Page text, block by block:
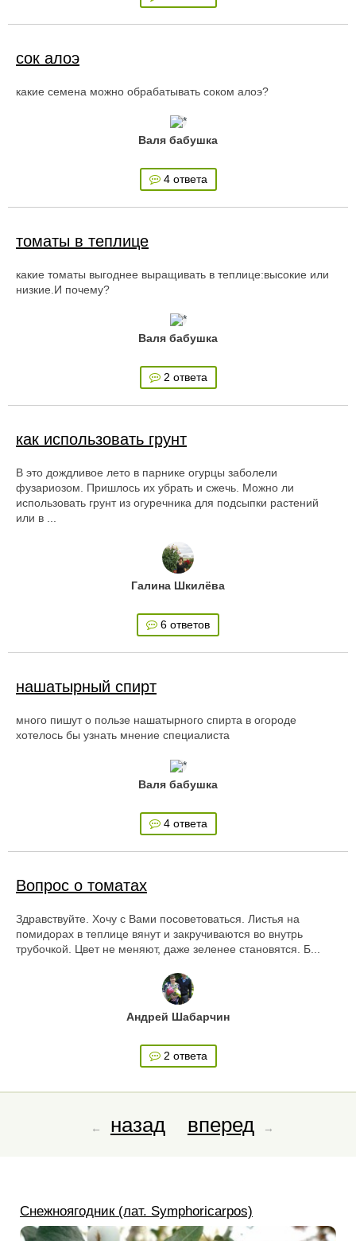
сок алоэ
какие семена можно обрабатывать соком алоэ?
Валя бабушка
4 ответа
томаты в теплице
какие томаты выгоднее выращивать в теплице:высокие или
низкие.И почему?
Валя бабушка
2 ответа
как использовать грунт
В это дождливое лето в парнике огурцы заболели
фузариозом. Пришлось их убрать и сжечь. Можно ли
использовать грунт из огуречника для подсыпки растений
или в ...
Галина Шкилёва
6 ответов
нашатырный спирт
много пишут о пользе нашатырного спирта в огороде
хотелось бы узнать мнение специалиста
Валя бабушка
4 ответа
Вопрос о томатах
Здравствуйте. Хочу с Вами посоветоваться. Листья на
помидорах в теплице вянут и закручиваются во внутрь
трубочкой. Цвет не меняют, даже зеленее становятся. Б...
Андрей Шабарчин
2 ответа
назад вперед
Снежноягодник (лат. Symphoricarpos)